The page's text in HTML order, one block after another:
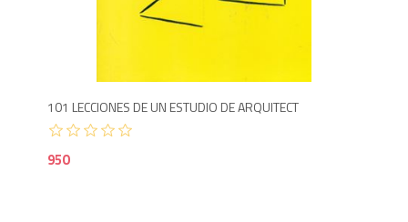
101 LECCIONES DE UN ESTUDIO DE ARQUITECT
950